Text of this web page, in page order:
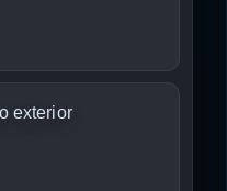
exterior